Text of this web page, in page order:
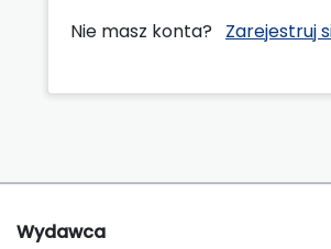
Nie masz konta? Zarejestruj
Wydawca